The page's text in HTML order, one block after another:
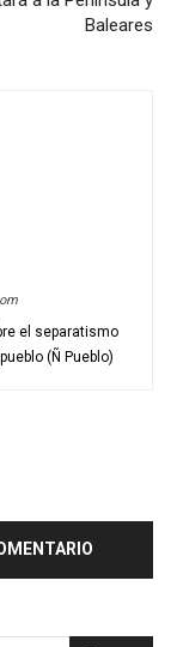
Baleares
el separatismo
(Ñ Pueblo)